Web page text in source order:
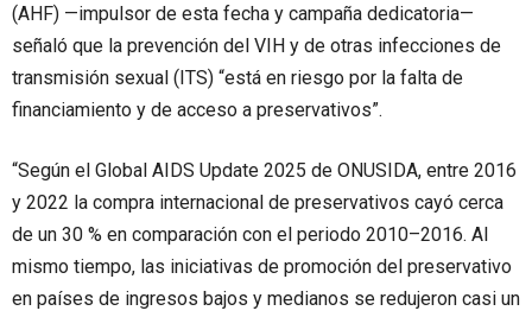
(AHF) —impulsor de esta fecha y campaña dedicatoria—
señaló que la prevención del VIH y de otras infecciones de
transmisión sexual (ITS) “está en riesgo por la falta de
financiamiento y de acceso a preservativos”.
“Según el Global AIDS Update 2025 de ONUSIDA, entre 2016
y 2022 la compra internacional de preservativos cayó cerca
de un 30 % en comparación con el periodo 2010–2016. Al
mismo tiempo, las iniciativas de promoción del preservativo
en países de ingresos bajos y medianos se redujeron casi un